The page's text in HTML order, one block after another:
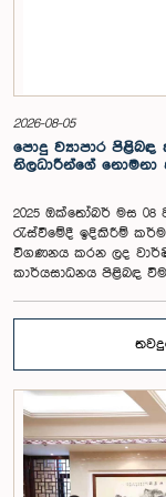
2026-08-05
පොදු ව්‍යාපාර පිළිබඳ
නිලධාරීන්ගේ නොමනා
2025 ඔක්තෝබර් මස 08
රැස්වීමේදී ඉදිකිරීම්
විගණනය කරන ලද
කාර්යසාධනය පිළිබඳ
නිලධාරීන් විසින් තම
නිර්නායකයන්ගෙන්
රැස්වීමට සහභාගී වී
තවද, ඉහත කී නිලධාරීන්
ක්‍රියාපටිපාටියට
කාරක සභා
කරන ලදී. මෙම සිද්ධීන්
සභාපතිවරයා විසින් මතු